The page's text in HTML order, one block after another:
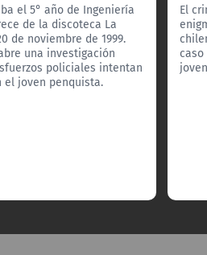
el 5° año de Ingeniería
de la discoteca La
de noviembre de 1999.
una investigación
policiales intentan
el joven penquista.
El